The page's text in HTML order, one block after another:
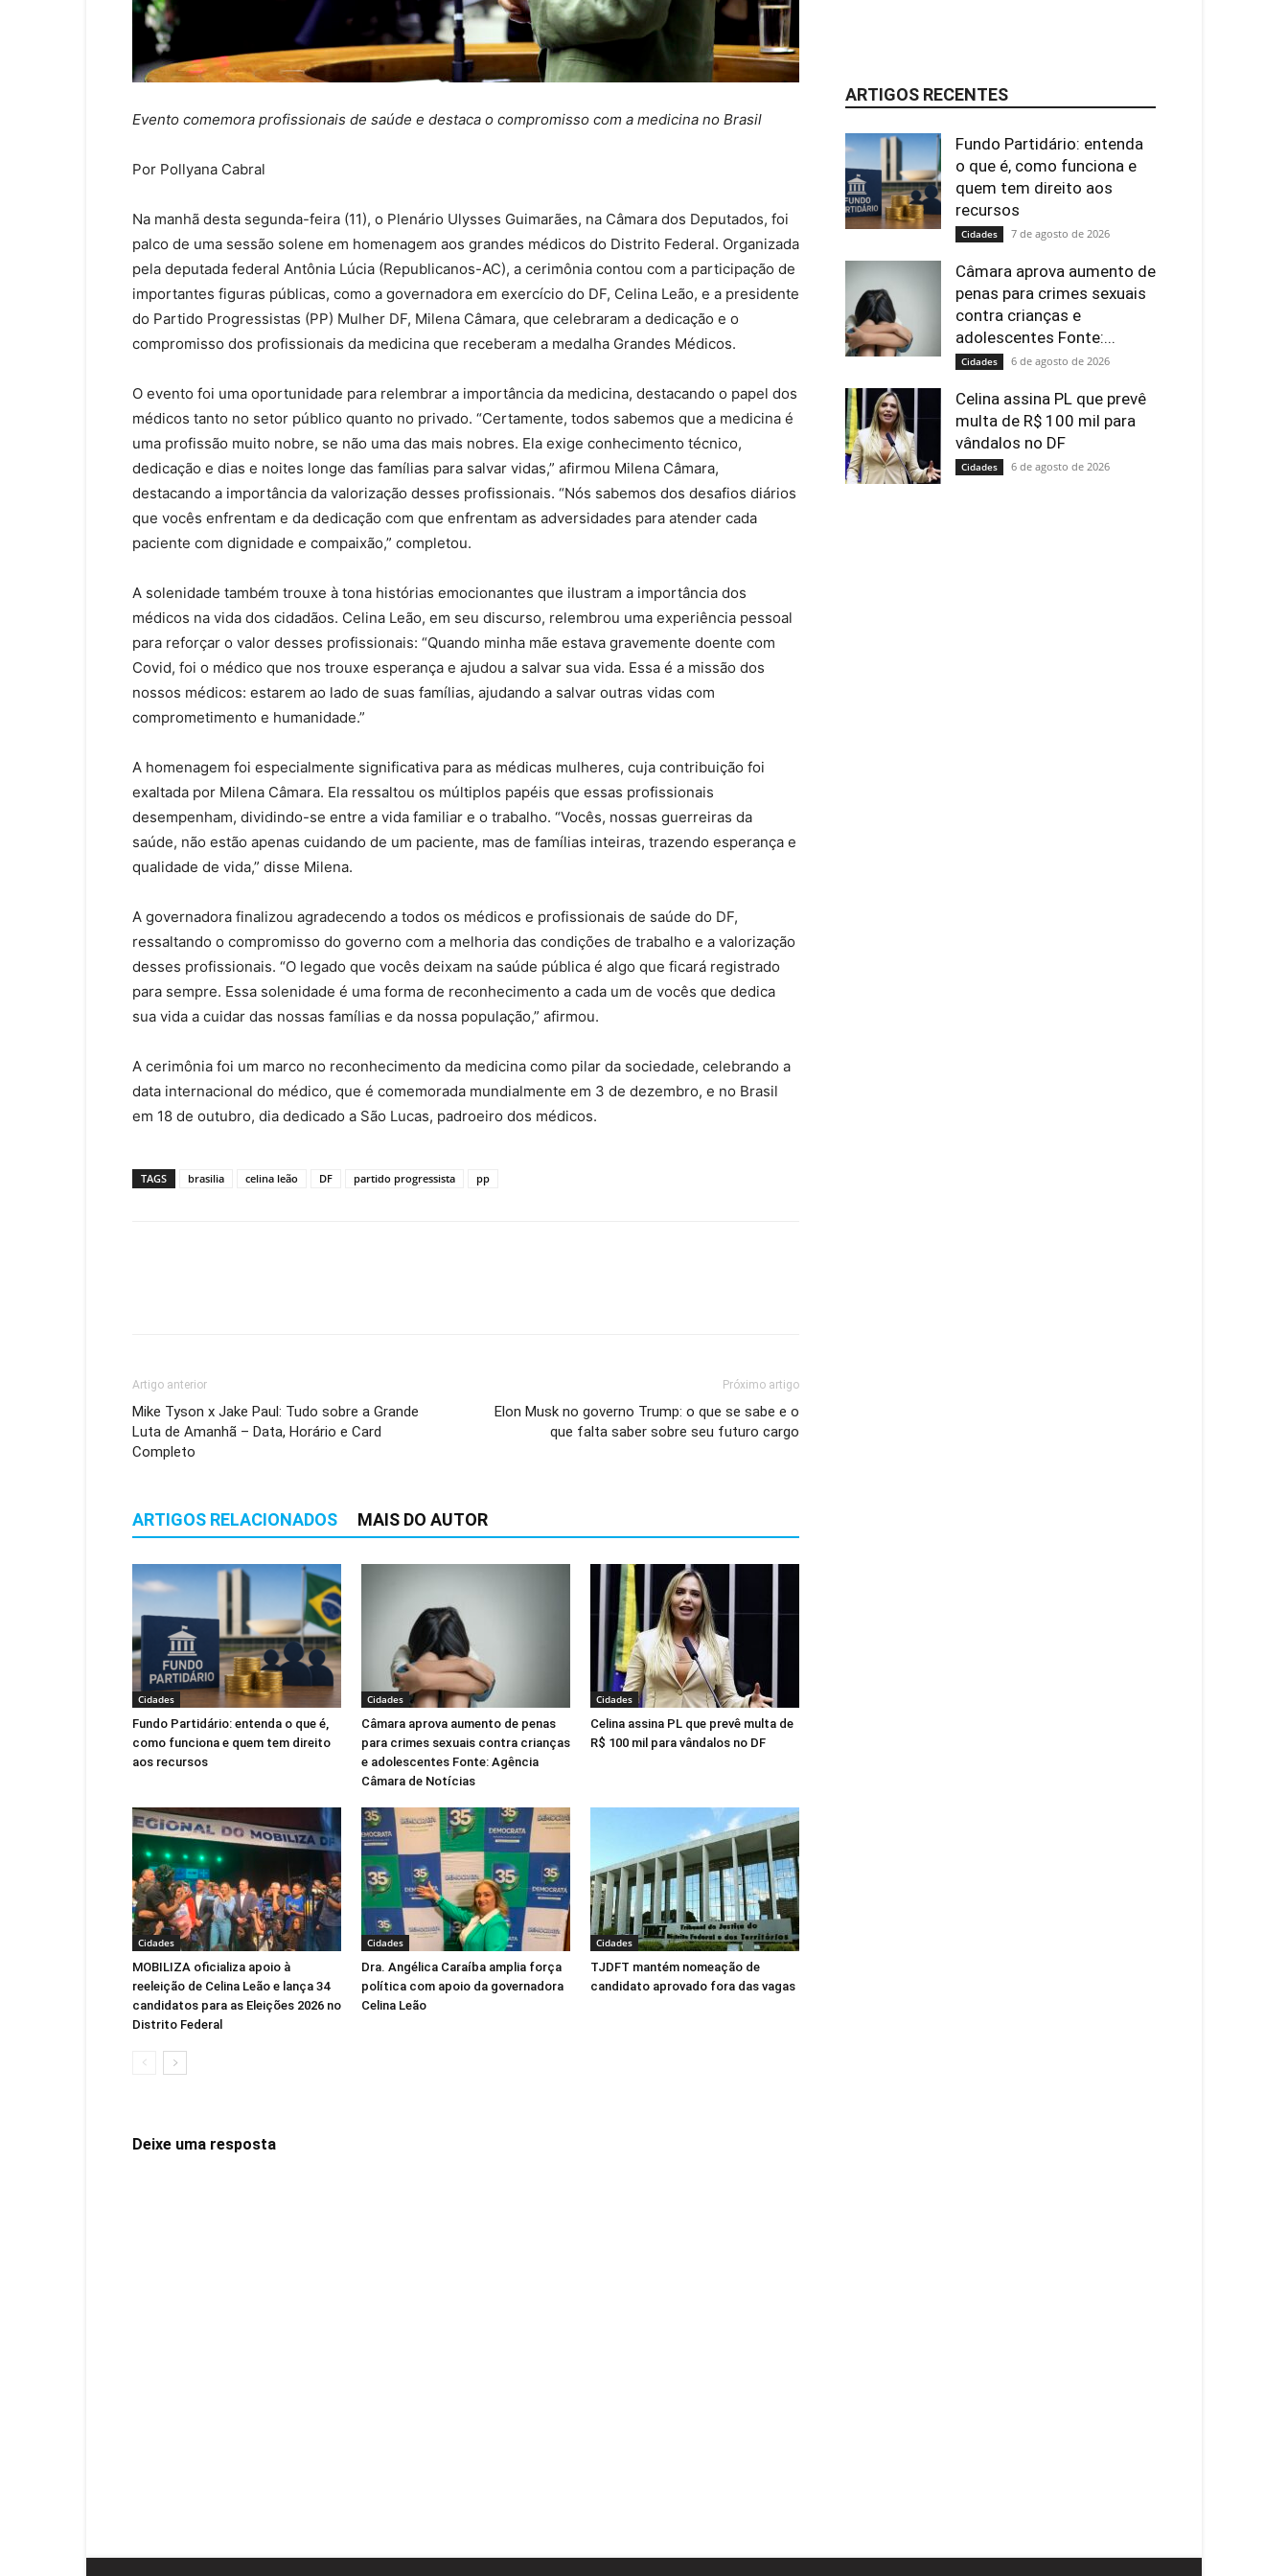
Evento comemora profissionais de saúde e destaca o compromisso com a medicina no Brasil
Por Pollyana Cabral
Na manhã desta segunda-feira (11), o Plenário Ulysses Guimarães, na Câmara dos Deputados, foi
palco de uma sessão solene em homenagem aos grandes médicos do Distrito Federal. Organizada
pela deputada federal Antônia Lúcia (Republicanos-AC), a cerimônia contou com a participação de
importantes figuras públicas, como a governadora em exercício do DF, Celina Leão, e a presidente
do Partido Progressistas (PP) Mulher DF, Milena Câmara, que celebraram a dedicação e o
compromisso dos profissionais da medicina que receberam a medalha Grandes Médicos.
O evento foi uma oportunidade para relembrar a importância da medicina, destacando o papel dos
médicos tanto no setor público quanto no privado. “Certamente, todos sabemos que a medicina é
uma profissão muito nobre, se não uma das mais nobres. Ela exige conhecimento técnico,
dedicação e dias e noites longe das famílias para salvar vidas,” afirmou Milena Câmara,
destacando a importância da valorização desses profissionais. “Nós sabemos dos desafios diários
que vocês enfrentam e da dedicação com que enfrentam as adversidades para atender cada
paciente com dignidade e compaixão,” completou.
A solenidade também trouxe à tona histórias emocionantes que ilustram a importância dos
médicos na vida dos cidadãos. Celina Leão, em seu discurso, relembrou uma experiência pessoal
para reforçar o valor desses profissionais: “Quando minha mãe estava gravemente doente com
Covid, foi o médico que nos trouxe esperança e ajudou a salvar sua vida. Essa é a missão dos
nossos médicos: estarem ao lado de suas famílias, ajudando a salvar outras vidas com
comprometimento e humanidade.”
A homenagem foi especialmente significativa para as médicas mulheres, cuja contribuição foi
exaltada por Milena Câmara. Ela ressaltou os múltiplos papéis que essas profissionais
desempenham, dividindo-se entre a vida familiar e o trabalho. “Vocês, nossas guerreiras da
saúde, não estão apenas cuidando de um paciente, mas de famílias inteiras, trazendo esperança e
qualidade de vida,” disse Milena.
A governadora finalizou agradecendo a todos os médicos e profissionais de saúde do DF,
ressaltando o compromisso do governo com a melhoria das condições de trabalho e a valorização
desses profissionais. “O legado que vocês deixam na saúde pública é algo que ficará registrado
para sempre. Essa solenidade é uma forma de reconhecimento a cada um de vocês que dedica
sua vida a cuidar das nossas famílias e da nossa população,” afirmou.
A cerimônia foi um marco no reconhecimento da medicina como pilar da sociedade, celebrando a
data internacional do médico, que é comemorada mundialmente em 3 de dezembro, e no Brasil
em 18 de outubro, dia dedicado a São Lucas, padroeiro dos médicos.
TAGS brasilia celina leão DF partido progressista pp
Artigo anterior
Mike Tyson x Jake Paul: Tudo sobre a Grande
Luta de Amanhã – Data, Horário e Card
Completo
Próximo artigo
Elon Musk no governo Trump: o que se sabe e o
que falta saber sobre seu futuro cargo
ARTIGOS RELACIONADOS MAIS DO AUTOR
Cidades
Fundo Partidário: entenda o que é,
como funciona e quem tem direito
aos recursos
Cidades
Câmara aprova aumento de penas
para crimes sexuais contra crianças
e adolescentes Fonte: Agência
Câmara de Notícias
Cidades
Celina assina PL que prevê multa de
R$ 100 mil para vândalos no DF
Cidades
MOBILIZA oficializa apoio à
reeleição de Celina Leão e lança 34
candidatos para as Eleições 2026 no
Distrito Federal
Cidades
Dra. Angélica Caraíba amplia força
política com apoio da governadora
Celina Leão
Cidades
TJDFT mantém nomeação de
candidato aprovado fora das vagas
Deixe uma resposta
ARTIGOS RECENTES
Fundo Partidário: entenda
o que é, como funciona e
quem tem direito aos
recursos
Cidades 7 de agosto de 2026
Câmara aprova aumento de
penas para crimes sexuais
contra crianças e
adolescentes Fonte:...
Cidades 6 de agosto de 2026
Celina assina PL que prevê
multa de R$ 100 mil para
vândalos no DF
Cidades 6 de agosto de 2026